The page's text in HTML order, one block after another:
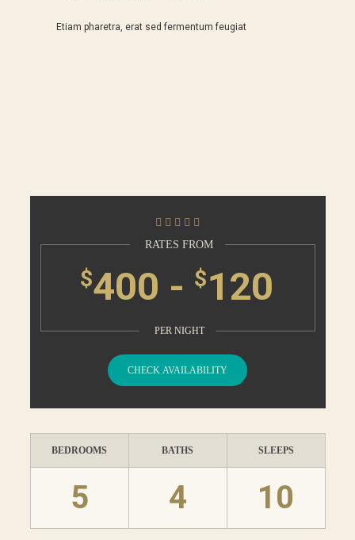
Etiam pharetra, erat sed fermentum feugiat
RATES FROM
$400 - $120
PER NIGHT
CHECK AVAILABILITY
BEDROOMS BATHS SLEEPS
5 4 10